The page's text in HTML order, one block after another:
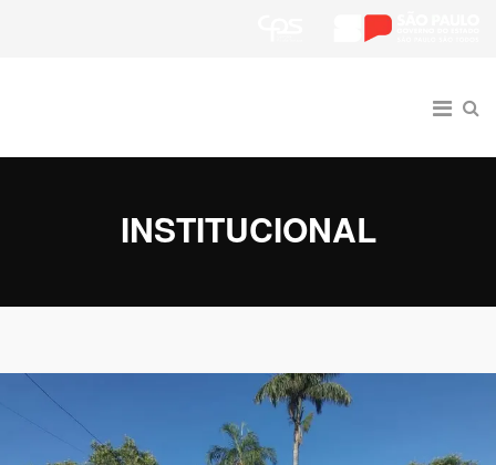
INSTITUCIONAL